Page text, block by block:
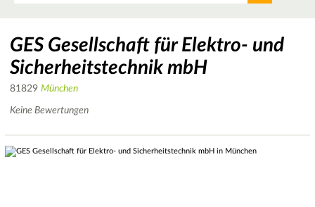
GES Gesellschaft für Elektro- und
Sicherheitstechnik mbH
81829 München
Keine Bewertungen